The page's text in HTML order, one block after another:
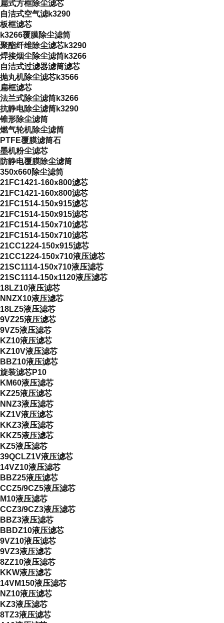
扁式方框除尘滤芯
自洁式空气滤k3290
板框滤芯
k3266覆膜除尘滤筒
聚酯纤维除尘滤芯k3290
焊接烟尘除尘滤筒k3266
自洁式过滤器滤筒滤芯
抛丸机除尘滤芯k3566
扁框滤芯
法兰式除尘滤筒k3266
抗静电除尘滤筒k3290
锥形除尘滤筒
燃气轮机除尘滤筒
PTFE覆膜滤筒石
墨机粉尘滤芯
防静电覆膜除尘滤筒
350x660除尘滤筒
21FC1421-160x800滤芯
21FC1421-160x800滤芯
21FC1514-150x915滤芯
21FC1514-150x915滤芯
21FC1514-150x710滤芯
21FC1514-150x710滤芯
21CC1224-150x915滤芯
21CC1224-150x710液压滤芯
21SC1114-150x710液压滤芯
21SC1114-150x1120液压滤芯
18LZ10液压滤芯
NNZX10液压滤芯
18LZ5液压滤芯
9VZ25液压滤芯
9VZ5液压滤芯
KZ10液压滤芯
KZ10V液压滤芯
BBZ10液压滤芯
旋装滤芯P10
KM60液压滤芯
KZ25液压滤芯
NNZ3液压滤芯
KZ1V液压滤芯
KKZ3液压滤芯
KKZ5液压滤芯
KZ5液压滤芯
39QCLZ1V液压滤芯
14VZ10液压滤芯
BBZ25液压滤芯
CCZ5/9CZ5液压滤芯
M10液压滤芯
CCZ3/9CZ3液压滤芯
BBZ3液压滤芯
BBDZ10液压滤芯
9VZ10液压滤芯
9VZ3液压滤芯
8ZZ10液压滤芯
KKW液压滤芯
14VM150液压滤芯
NZ10液压滤芯
KZ3液压滤芯
8TZ3液压滤芯